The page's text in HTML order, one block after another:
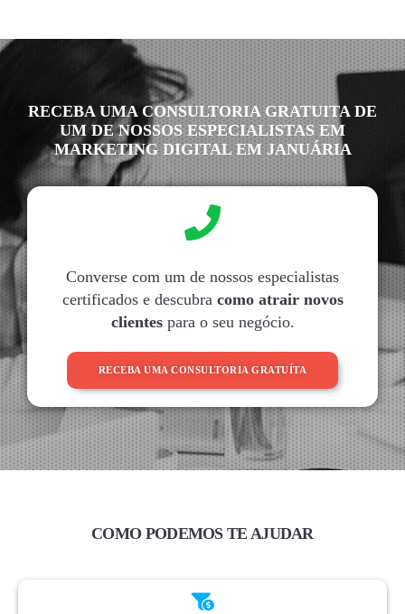
RECEBA UMA CONSULTORIA GRATUITA DE
UM DE NOSSOS ESPECIALISTAS EM
MARKETING DIGITAL EM JANUÁRIA
Converse com um de nossos especialistas
certificados e descubra como atrair novos
clientespara o seu negócio.
RECEBA UMA CONSULTORIA GRATUÍTA
COMO PODEMOS TE AJUDAR